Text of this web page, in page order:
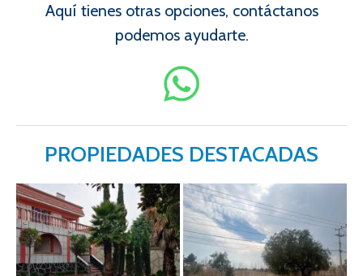
Aquí tienes otras opciones, contáctanos
podemos ayudarte.
PROPIEDADES DESTACADAS